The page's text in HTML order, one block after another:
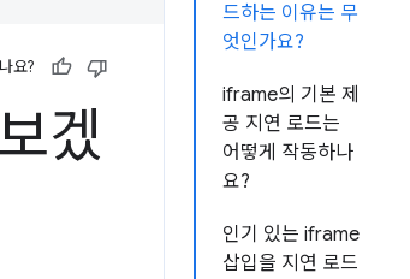
드하는 이유는 무
엇인가요?
iframe의 기본 제
공 지연 로드는
어떻게 작동하나
요?
인기 있는 iframe
삽입을 지연 로드
요?
겠